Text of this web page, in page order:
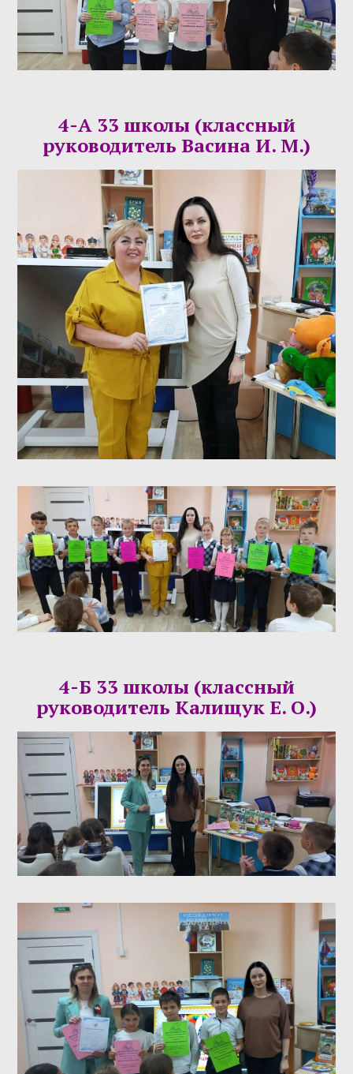
4-А 33 школы (классный
руководитель Васина И. М.)
4-Б 33 школы (классный
руководитель Калищук Е. О.)